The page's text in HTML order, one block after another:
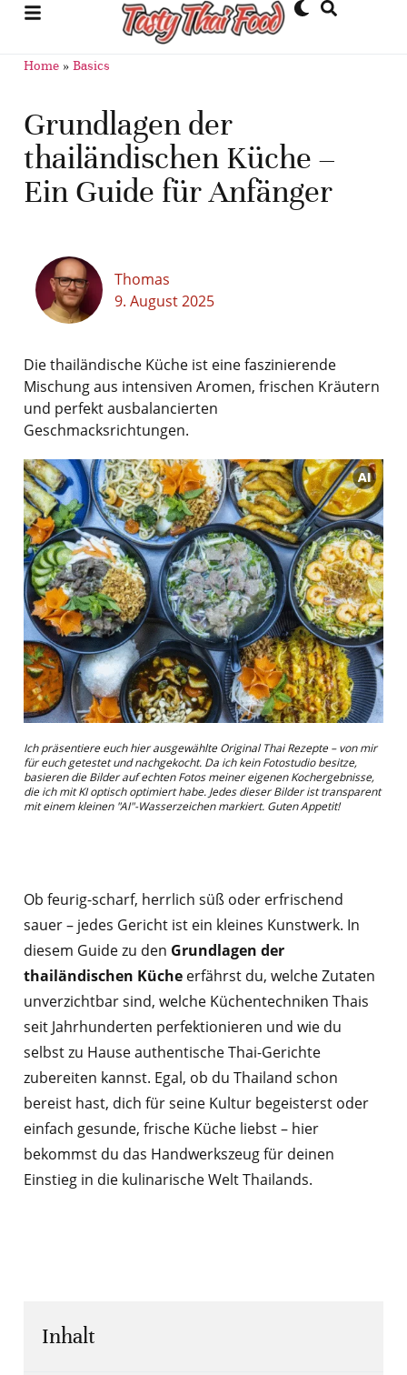
Home» Basics
Grundlagen der
thailändischen Küche –
Ein Guide für Anfänger
Thomas
9. August 2025
Die thailändische Küche ist eine faszinierende
Mischung aus intensiven Aromen, frischen Kräutern
und perfekt ausbalancierten
Geschmacksrichtungen.
Ich präsentiere euch hier ausgewählte Original Thai Rezepte – von mir
für euch getestet und nachgekocht. Da ich kein Fotostudio besitze,
basieren die Bilder auf echten Fotos meiner eigenen Kochergebnisse,
die ich mit KI optisch optimiert habe. Jedes dieser Bilder ist transparent
mit einem kleinen "AI"-Wasserzeichen markiert. Guten Appetit!
Ob feurig-scharf, herrlich süß oder erfrischend
sauer – jedes Gericht ist ein kleines Kunstwerk. In
diesem Guide zu den Grundlagen der
thailändischen Kücheerfährst du, welche Zutaten
unverzichtbar sind, welche Küchentechniken Thais
seit Jahrhunderten perfektionieren und wie du
selbst zu Hause authentische Thai-Gerichte
zubereiten kannst. Egal, ob du Thailand schon
bereist hast, dich für seine Kultur begeisterst oder
einfach gesunde, frische Küche liebst – hier
bekommst du das Handwerkszeug für deinen
Einstieg in die kulinarische Welt Thailands.
Inhalt